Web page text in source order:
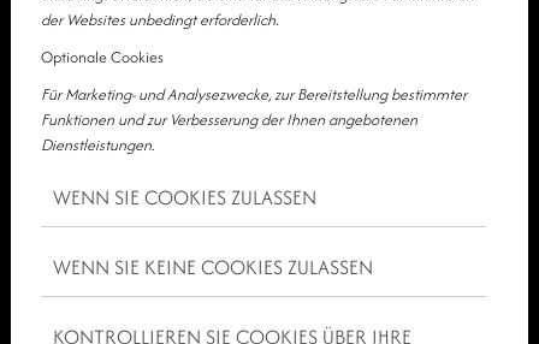
der Websites unbedingt erforderlich.
Optionale Cookies
Für Marketing- und Analysezwecke, zur Bereitstellung bestimmter
Funktionen und zur Verbesserung der Ihnen angebotenen
Dienstleistungen.
WENN SIE COOKIES ZULASSEN
WENN SIE KEINE COOKIES ZULASSEN
KONTROLLIEREN SIE COOKIES ÜBER IHRE